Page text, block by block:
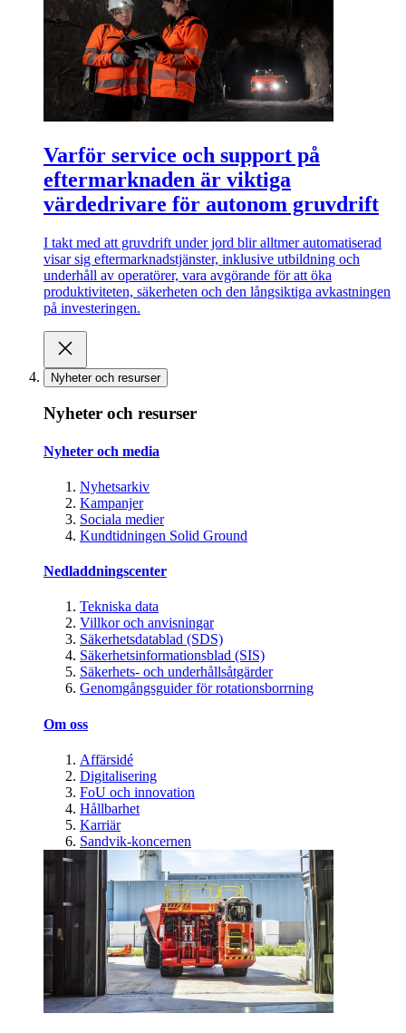
Varför service och support på
eftermarknaden är viktiga
värdedrivare för autonom gruvdrift
I takt med att gruvdrift under jord blir alltmer automatiserad
visar sig eftermarknadstjänster, inklusive utbildning och
underhåll av operatörer, vara avgörande för att öka
produktiviteten, säkerheten och den långsiktiga avkastningen
på investeringen.
Nyheter och resurser
Nyheter och resurser
Nyheter och media
Nyhetsarkiv
Kampanjer
Sociala medier
Kundtidningen Solid Ground
Nedladdningscenter
Tekniska data
Villkor och anvisningar
Säkerhetsdatablad (SDS)
Säkerhetsinformationsblad (SIS)
Säkerhets- och underhållsåtgärder
Genomgångsguider för rotationsborrning
Om oss
Affärsidé
Digitalisering
FoU och innovation
Hållbarhet
Karriär
Sandvik-koncernen